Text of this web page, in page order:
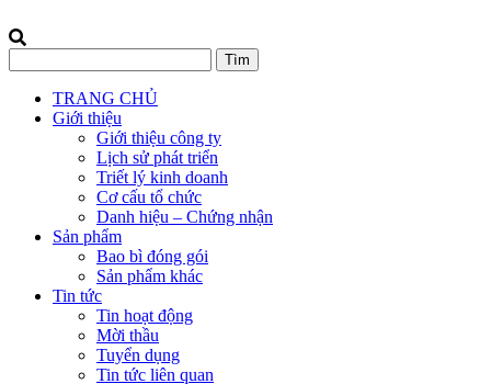
TRANG CHỦ
Giới thiệu
Giới thiệu công ty
Lịch sử phát triển
Triết lý kinh doanh
Cơ cấu tổ chức
Danh hiệu – Chứng nhận
Sản phẩm
Bao bì đóng gói
Sản phẩm khác
Tin tức
Tin hoạt động
Mời thầu
Tuyển dụng
Tin tức liên quan